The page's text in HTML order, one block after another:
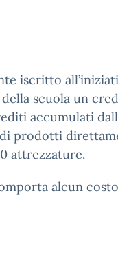
iscritto
scuola un
accumulati
prodotti
attrezzature.
alcun